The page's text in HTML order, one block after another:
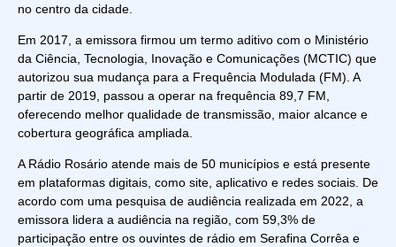
no centro da cidade.
Em 2017, a emissora firmou um termo aditivo com o Ministério
da Ciência, Tecnologia, Inovação e Comunicações (MCTIC) que
autorizou sua mudança para a Frequência Modulada (FM). A
partir de 2019, passou a operar na frequência 89,7 FM,
oferecendo melhor qualidade de transmissão, maior alcance e
cobertura geográfica ampliada.
A Rádio Rosário atende mais de 50 municípios e está presente
em plataformas digitais, como site, aplicativo e redes sociais. De
acordo com uma pesquisa de audiência realizada em 2022, a
emissora lidera a audiência na região, com 59,3% de
participação entre os ouvintes de rádio em Serafina Corrêa e